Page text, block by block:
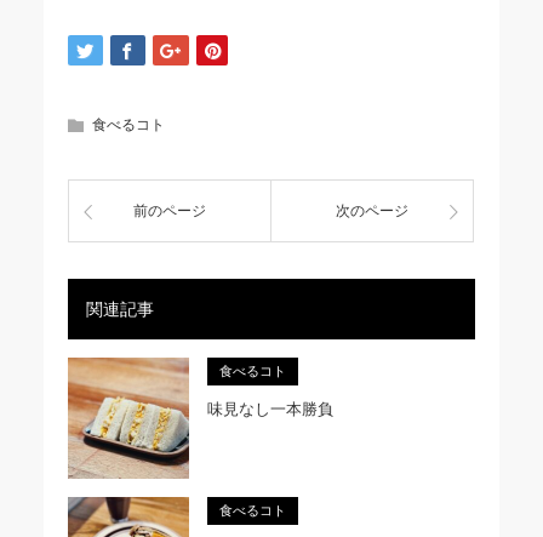
食べるコト
前のページ 次のページ
関連記事
食べるコト
味見なし一本勝負
食べるコト